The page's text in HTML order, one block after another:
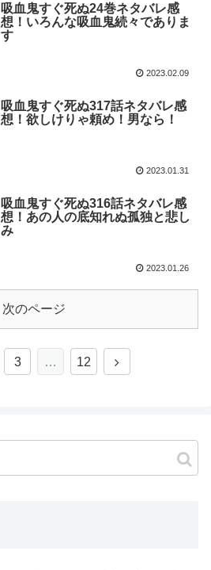
吸血鬼すぐ死ぬ24巻ネタバレ感
想！いろんな吸血鬼続々でありま
す
2023.02.09
吸血鬼すぐ死ぬ317話ネタバレ感
想！欲しけりゃ頼め！男なら！
2023.01.31
吸血鬼すぐ死ぬ316話ネタバレ感
想！あの人の底知れぬ孤独と悲し
み
2023.01.26
次のページ
3 … 12